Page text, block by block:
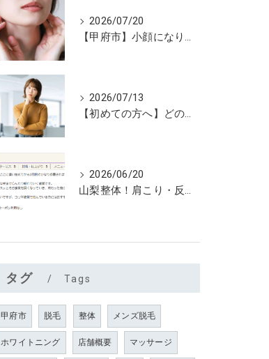
2026/07/20
【甲府市】小顔になりたいなら夏こそユルーフがおすすめ！たるみケアは早めが大切
2026/07/13
【初めての方へ】どのメニューを選べばいいのか迷っていませんか？
2026/06/20
山梨整体！肩こり・反り腰が3回で劇的改善…ゴリゴリ揉まない最新筋膜整体
タグ Tags
甲府市 脱毛 整体 メンズ脱毛
ホワイトニング 店舗概要 マッサージ